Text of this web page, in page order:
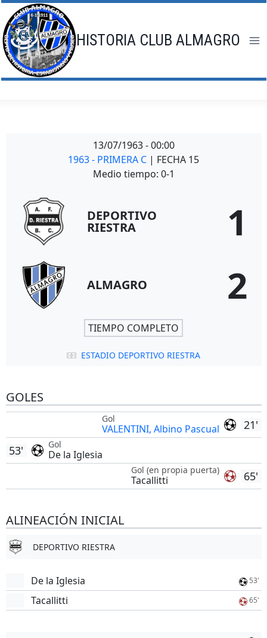
Saltar
al
contenido
HISTORIA CLUB ALMAGRO
13/07/1963 - 00:00
1963 - PRIMERA C | FECHA 15
Medio tiempo: 0-1
DEPORTIVO
RIESTRA 1
ALMAGRO 2
TIEMPO COMPLETO
ESTADIO DEPORTIVO RIESTRA
GOLES
21'
Gol
VALENTINI, Albino Pascual
Gol
De la Iglesia
53'
65'
Gol (en propia puerta)
Tacallitti
ALINEACIÓN INICIAL
DEPORTIVO RIESTRA
De la Iglesia 53'
Tacallitti 65'